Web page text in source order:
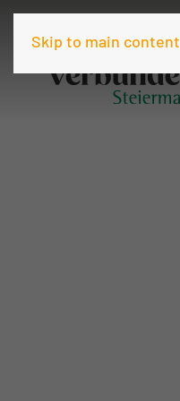
Skip to main content